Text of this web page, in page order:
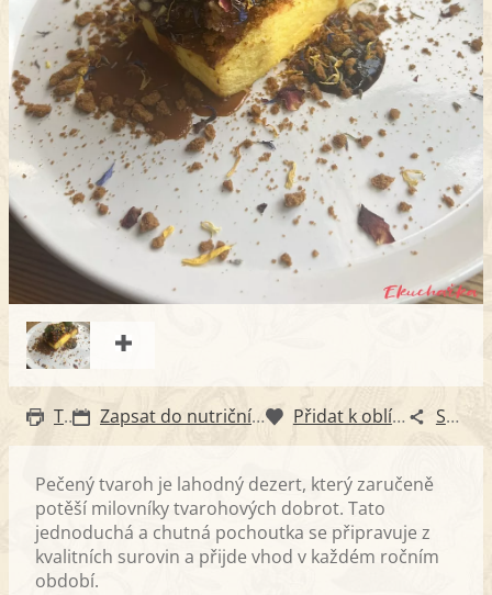
Tisk Zapsat do nutričního diáře Přidat k oblíbeným Sdílet
Pečený tvaroh je lahodný dezert, který zaručeně
potěší milovníky tvarohových dobrot. Tato
jednoduchá a chutná pochoutka se připravuje z
kvalitních surovin a přijde vhod v každém ročním
období.